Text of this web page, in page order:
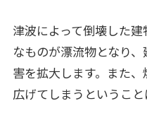
津波によって倒壊した
なものが漂流物となり
害を拡大します。また
広げてしまうということ